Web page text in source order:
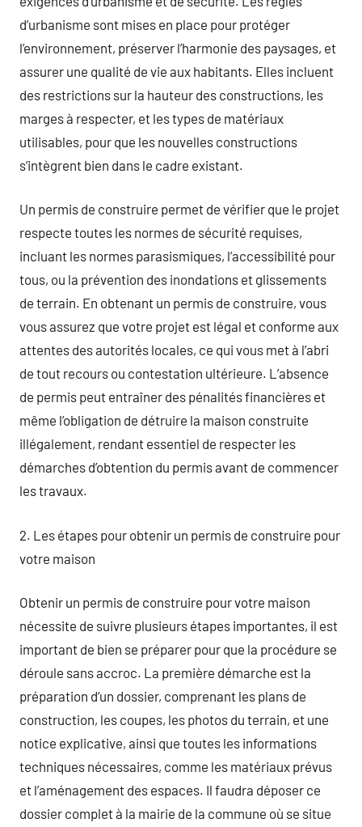
d’urbanisme sont mises en place pour protéger
l’environnement, préserver l’harmonie des paysages, et
assurer une qualité de vie aux habitants. Elles incluent
des restrictions sur la hauteur des constructions, les
marges à respecter, et les types de matériaux
utilisables, pour que les nouvelles constructions
s’intègrent bien dans le cadre existant.
Un permis de construire permet de vérifier que le projet
respecte toutes les normes de sécurité requises,
incluant les normes parasismiques, l’accessibilité pour
tous, ou la prévention des inondations et glissements
de terrain. En obtenant un permis de construire, vous
vous assurez que votre projet est légal et conforme aux
attentes des autorités locales, ce qui vous met à l’abri
de tout recours ou contestation ultérieure. L’absence
de permis peut entraîner des pénalités financières et
même l’obligation de détruire la maison construite
illégalement, rendant essentiel de respecter les
démarches d’obtention du permis avant de commencer
les travaux.
2. Les étapes pour obtenir un permis de construire pour
votre maison
Obtenir un permis de construire pour votre maison
nécessite de suivre plusieurs étapes importantes, il est
important de bien se préparer pour que la procédure se
déroule sans accroc. La première démarche est la
préparation d’un dossier, comprenant les plans de
construction, les coupes, les photos du terrain, et une
notice explicative, ainsi que toutes les informations
techniques nécessaires, comme les matériaux prévus
et l’aménagement des espaces. Il faudra déposer ce
dossier complet à la mairie de la commune où se situe